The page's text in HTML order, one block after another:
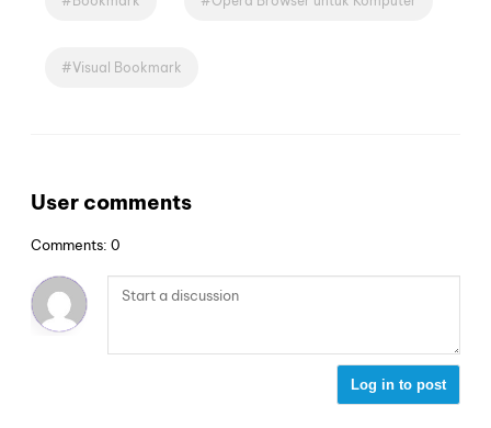
Visual Bookmark
User comments
Comments: 0
Log in to post